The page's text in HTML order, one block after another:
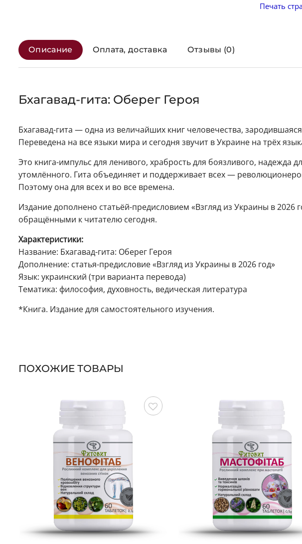
Печать
Описание Оплата, доставка Отзывы (0)
Бхагавад-гита: Оберег Героя
Бхагавад-гита — одна из величайших книг человечества,
Переведена на все языки мира и сегодня звучит в Украине на трёх
Это книга-импульс для ленивого, храбрость для боязливого, надежда
утомлённого. Гита объединяет и поддерживает всех —
Поэтому она для всех и во все времена.
Издание дополнено статьёй-предисловием «Взгляд из Украины в
обращёнными к читателю сегодня.
Характеристики:
Название: Бхагавад-гита: Оберег Героя
Дополнение: статья-предисловие «Взгляд из Украины в 2026 год»
Язык: украинский (три варианта перевода)
Тематика: философия, духовность, ведическая литература
*Книга. Издание для самостоятельного изучения.
ПОХОЖИЕ ТОВАРЫ
Сохранить